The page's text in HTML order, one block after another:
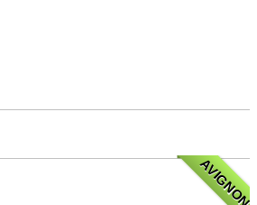
AVIGNON